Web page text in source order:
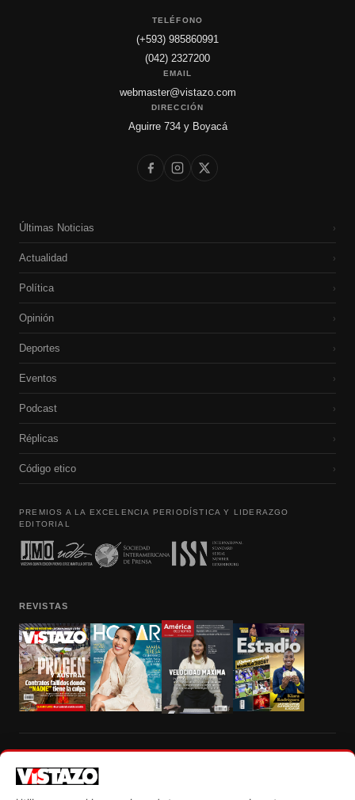
TELÉFONO
(+593) 985860991
(042) 2327200
EMAIL
webmaster@vistazo.com
DIRECCIÓN
Aguirre 734 y Boyacá
Últimas Noticias ›
Actualidad ›
Política ›
Opinión ›
Deportes ›
Eventos ›
Podcast ›
Réplicas ›
Código etico ›
PREMIOS A LA EXCELENCIA PERIODÍSTICA Y LIDERAZGO
EDITORIAL
REVISTAS
autorización escrita de su titular, de todos los contenidos de Vistazo.com.